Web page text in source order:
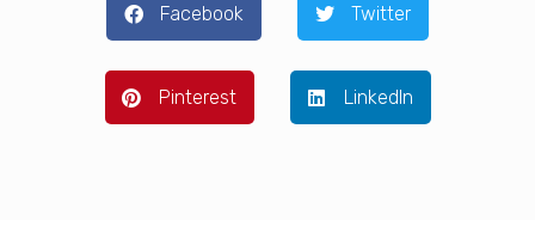
Facebook Twitter
Pinterest LinkedIn